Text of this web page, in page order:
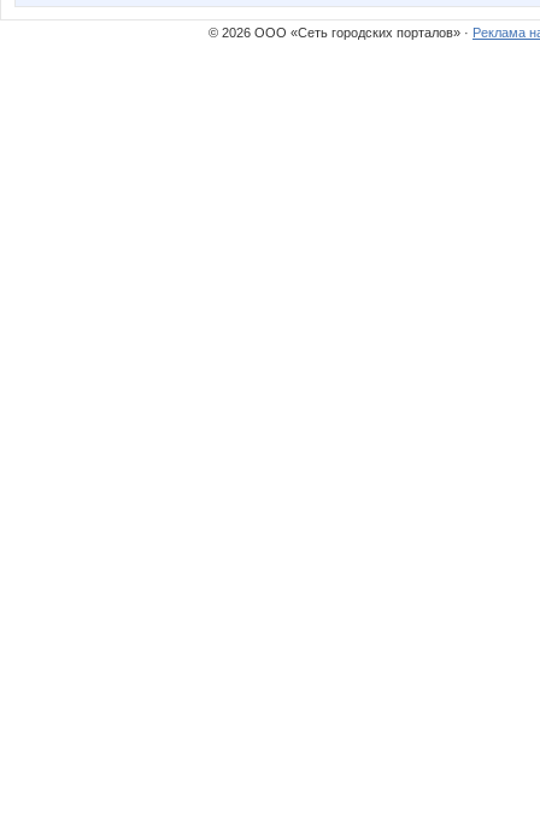
© 2026 ООО «Сеть городских порталов» · Реклама